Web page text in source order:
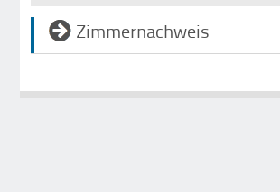
Zimmernachweis